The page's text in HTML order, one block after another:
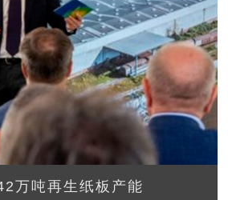
万吨再生纸板产能